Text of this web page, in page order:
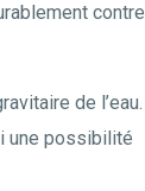
contre
de l’eau.
une possibilité